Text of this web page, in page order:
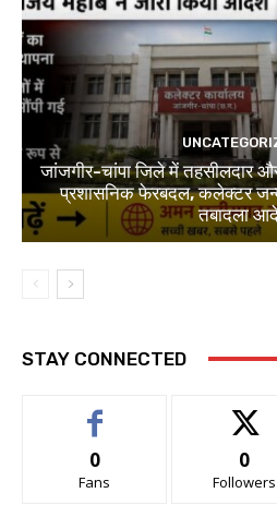
जांजगीर-चांपा जिले में तहसीलदार
प्रशासनिक फेरबदल, कलेक्टर
तबादला
STAY CONNECTED
0
Fans
0
Followers